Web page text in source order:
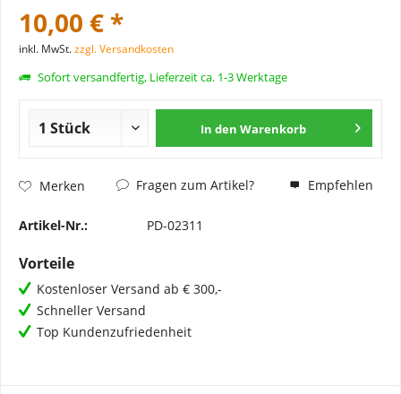
10,00 € *
inkl. MwSt.zzgl. Versandkosten
Sofort versandfertig, Lieferzeit ca. 1-3 Werktage
In den Warenkorb
Merken Fragen zum Artikel? Empfehlen
Artikel-Nr.: PD-02311
Vorteile
Kostenloser Versand ab € 300,-
Schneller Versand
Top Kundenzufriedenheit